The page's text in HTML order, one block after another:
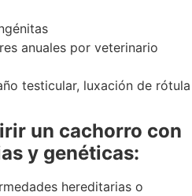
anuales por veterinario
testicular, luxación de rótula
un cachorro con
y genéticas:
hereditarias o